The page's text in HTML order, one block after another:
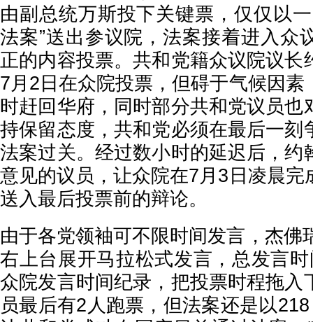
由副总统万斯投下关键票，仅仅以
法案”送出参议院，法案接着进入众
正的内容投票。共和党籍众议院议长
7月2日在众院投票，但碍于气候因素
时赶回华府，同时部分共和党议员也
持保留态度，共和党必须在最后一刻
法案过关。经过数小时的延迟后，约
意见的议员，让众院在7月3日凌晨完
送入最后投票前的辩论。
由于各党领袖可不限时间发言，杰佛
右上台展开马拉松式发言，总发言
众院发言时间纪录，把投票时程拖入
员最后有2人跑票，但法案还是以